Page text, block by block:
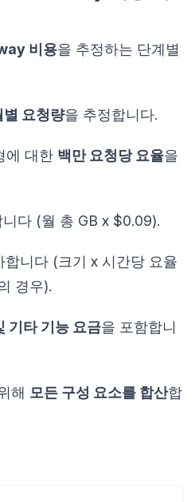
비용을 추정하는 단계별
별 요청량을 추정합니다.
에 대한 백만 요청당 요율을
니다 (월 총 GB x $0.09).
합니다 (크기 x 시간당 요율
경우).
기타 기능 요금을 포함합니
해 모든 구성 요소를 합산합